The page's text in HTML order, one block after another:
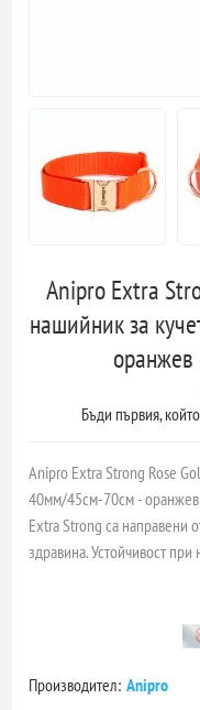
Anipro Extra
нашийник за
оранжев
Бъди първия,
Anipro Extra Strong Rose
40мм/45см-70см - оранжев
Extra Strong са направени
здравина. Устойчивост при
Производител: Anipro